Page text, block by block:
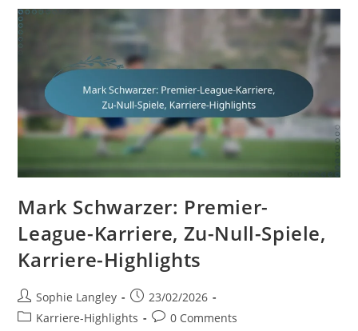
Internationale
Einsätze
Mark Schwarzer: Premier-
League-Karriere, Zu-Null-Spiele,
Karriere-Highlights
Post
author:
Sophie Langley
Post
published:
23/02/2026
PostKarriere-Highlights
Post0 Comments